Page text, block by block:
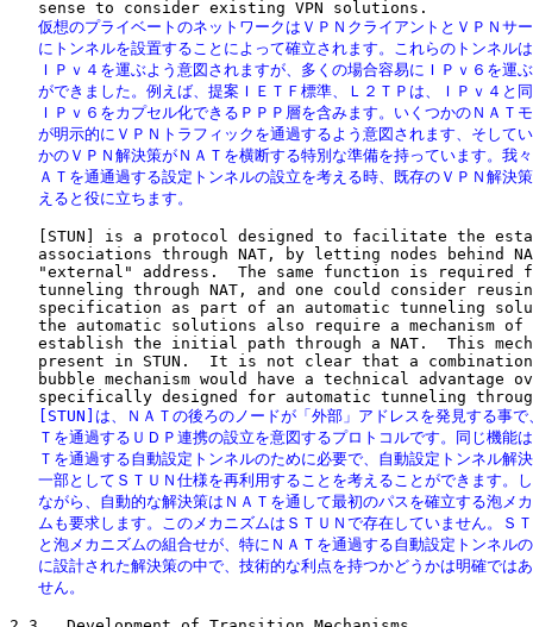
仮想のプライベートのネットワークはＶＰＮクライアントとＶＰＮサ
にトンネルを設置することによって確立されます。これらのトンネル
ＩＰｖ４を運ぶよう意図されますが、多くの場合容易にＩＰｖ６を運
ができました。例えば、提案ＩＥＴＦ標準、Ｌ２ＴＰは、ＩＰｖ４と
ＩＰｖ６をカプセル化できるＰＰＰ層を含みます。いくつかのＮＡＴ
が明示的にＶＰＮトラフィックを通過するよう意図されます、そして
かのＶＰＮ解決策がＮＡＴを横断する特別な準備を持っています。我
ＡＴを通通過する設定トンネルの設立を考える時、既存のＶＰＮ解決
   えると役に立ちます。
[STUN] is a protocol designed to facilitate the
associations through NAT, by letting nodes behind
"external" address.  The same function is required
tunneling through NAT, and one could consider
specification as part of an automatic tunneling
the automatic solutions also require a mechanism of
establish the initial path through a NAT.  This
present in STUN.  It is not clear that a
bubble mechanism would have a technical advantage
[STUN]は、ＮＡＴの後ろのノードが「外部」アドレスを発見する事で
Ｔを通過するＵＤＰ連携の設立を意図するプロトコルです。同じ機能
Ｔを通過する自動設定トンネルのために必要で、自動設定トンネル解
一部としてＳＴＵＮ仕様を再利用することを考えることができます。
ながら、自動的な解決策はＮＡＴを通して最初のパスを確立する泡メ
ムも要求します。このメカニズムはＳＴＵＮで存在していません。Ｓ
と泡メカニズムの組合せが、特にＮＡＴを通過する自動設定トンネル
に設計された解決策の中で、技術的な利点を持つかどうかは明確では
   せん。